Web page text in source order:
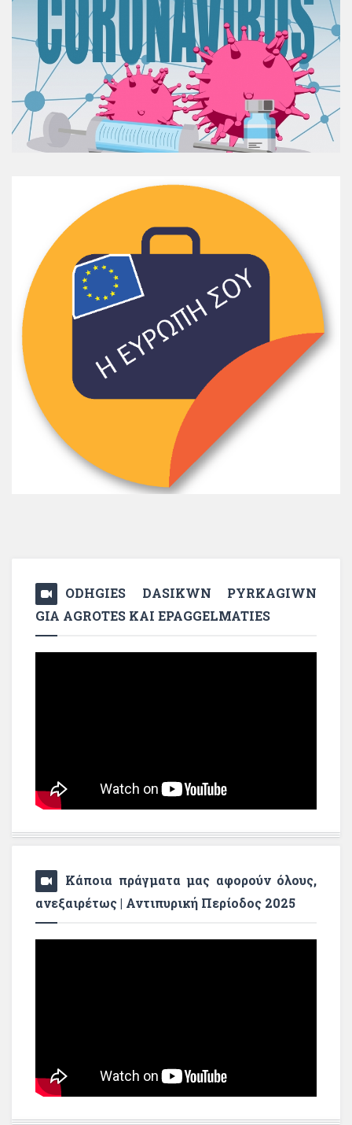
ODHGIES DASIKWN PYRKAGIWN
GIA AGROTES KAI EPAGGELMATIES
Κάποια πράγματα μας αφορούν όλους,
ανεξαιρέτως | Αντιπυρική Περίοδος 2025